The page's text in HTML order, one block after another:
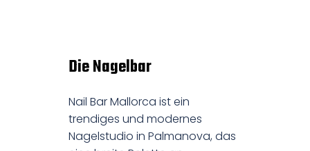
Die Nagelbar
Nail Bar Mallorca ist ein
trendiges und modernes
Nagelstudio in Palmanova, das